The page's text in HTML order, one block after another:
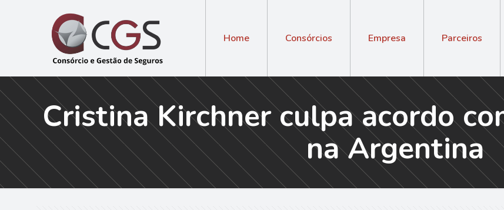
Home Consórcios Empresa Parceiros
Cristina Kirchner culpa acordo
na Argentina